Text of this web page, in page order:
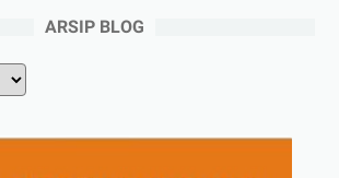
ARSIP BLOG